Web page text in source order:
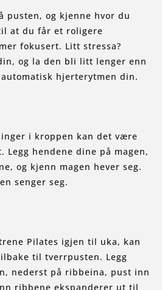
pusten, og kjenne hvor du
at du får et roligere
fokusert. Litt stressa?
og la den bli litt lenger enn
hjerterytmen din.
i kroppen kan det være
Legg hendene dine på magen,
og kjenn magen hever seg.
senger seg.
Pilates igjen til uka, kan
til tverrpusten. Legg
nederst på ribbeina, pust inn
ribbene ekspanderer ut til